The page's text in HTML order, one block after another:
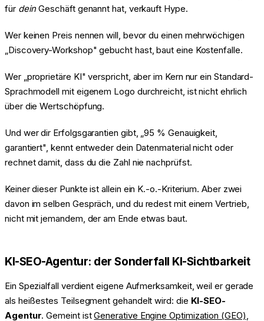
für deinGeschäft genannt hat, verkauft Hype.
Wer keinen Preis nennen will, bevor du einen mehrwöchigen
„Discovery-Workshop" gebucht hast, baut eine Kostenfalle.
Wer „proprietäre KI" verspricht, aber im Kern nur ein Standard-
Sprachmodell mit eigenem Logo durchreicht, ist nicht ehrlich
über die Wertschöpfung.
Und wer dir Erfolgsgarantien gibt, „95 % Genauigkeit,
garantiert", kennt entweder dein Datenmaterial nicht oder
rechnet damit, dass du die Zahl nie nachprüfst.
Keiner dieser Punkte ist allein ein K.-o.-Kriterium. Aber zwei
davon im selben Gespräch, und du redest mit einem Vertrieb,
nicht mit jemandem, der am Ende etwas baut.
KI-SEO-Agentur: der Sonderfall KI-Sichtbarkeit
Ein Spezialfall verdient eigene Aufmerksamkeit, weil er gerade
als heißestes Teilsegment gehandelt wird: die KI-SEO-
Agentur. Gemeint istGenerative Engine Optimization (GEO),